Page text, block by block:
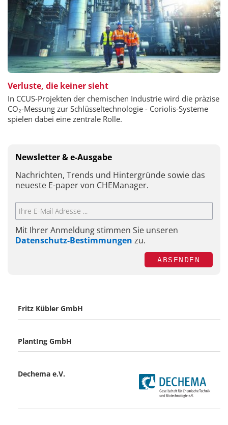
Verluste, die keiner sieht
In CCUS-Projekten der chemischen Industrie wird die präzise
CO₂-Messung zur Schlüsseltechnologie - Coriolis-Systeme
spielen dabei eine zentrale Rolle.
Newsletter & e-Ausgabe
Nachrichten, Trends und Hintergründe sowie das
neueste E-paper von CHEManager.
Mit Ihrer Anmeldung stimmen Sie unseren
Datenschutz-Bestimmungen zu.
ABSENDEN
Fritz Kübler GmbH
PlantIng GmbH
Dechema e.V.